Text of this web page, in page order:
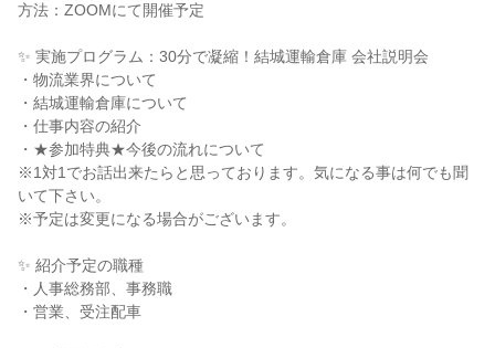
方法：ZOOMにて開催予定
✨ 実施プログラム：30分で凝縮！結城運輸倉庫 会社説明会
・物流業界について
・結城運輸倉庫について
・仕事内容の紹介
・★参加特典★今後の流れについて
※1対1でお話出来たらと思っております。気になる事は何でも聞
いて下さい。
※予定は変更になる場合がございます。
✨ 紹介予定の職種
・人事総務部、事務職
・営業、受注配車